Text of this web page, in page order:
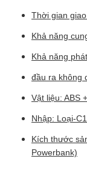
Thời gian
Khả năng
Khả năng
đầu ra không
Vật liệu: ABS
Nhập: Loại-
Kích thước
Powerbank)